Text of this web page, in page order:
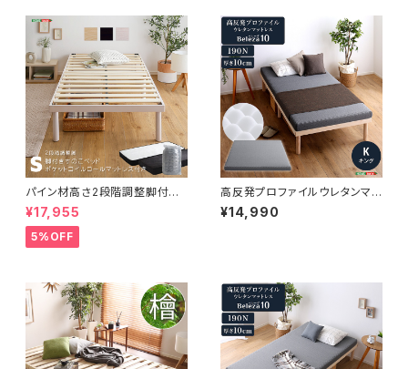
パイン材高さ2段階調整脚付き
すのこベッド ポケットコイルマッ
トレスセット(シングル) ASP-S
RM-S
¥17,955
5%OFF
高反発プロファイルウレタンマッ
トレス【Beleza10-ベレーザ・テ
ン-】(キング) ORM-10K
¥14,990